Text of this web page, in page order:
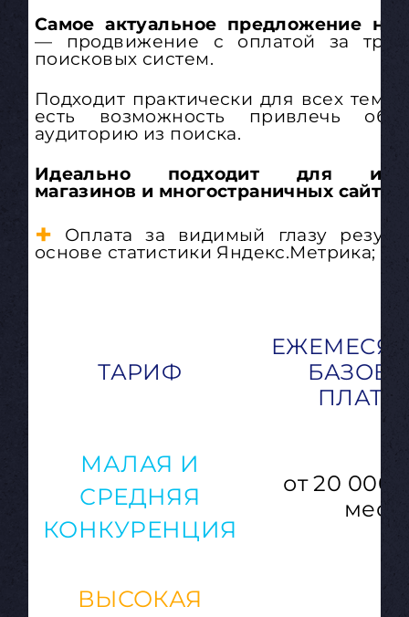
Самое актуальное предложение на
— продвижение с оплатой за
поисковых систем.
Подходит практически для всех
есть возможность привлечь
аудиторию из поиска.
Идеально подходит для
магазинов и многостраничных сайтов.
+ Оплата за видимый глазу
основе статистики Яндекс.Метрика;
ТАРИФ
МАЛАЯ И
СРЕДНЯЯ
КОНКУРЕНЦИЯ
от 20 000
мес.
ВЫСОКАЯ